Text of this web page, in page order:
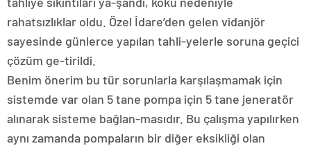
rahatsızlıklar oldu. Özel İdare’den gelen vidanjör
sayesinde günlerce yapılan tahli-yelerle soruna geçici
çözüm ge-tirildi.
Benim önerim bu tür sorunlarla karşılaşmamak için
sistemde var olan 5 tane pompa için 5 tane jeneratör
alınarak sisteme bağlan-masıdır. Bu çalışma yapılırken
aynı zamanda pompaların bir diğer eksikliği olan